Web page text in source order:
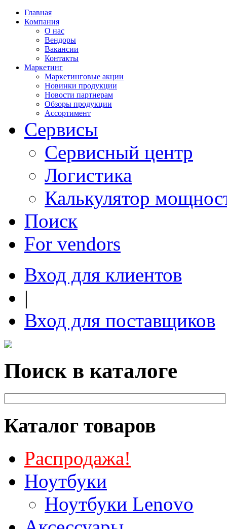
Главная
Компания
О нас
Вендоры
Вакансии
Контакты
Маркетинг
Маркетинговые акции
Новинки продукции
Новости партнерам
Обзоры продукции
Ассортимент
Сервисы
Сервисный центр
Логистика
Калькулятор
Поиск
For vendors
Вход для клиентов
|
Вход для поставщиков
Поиск в каталоге
Каталог товаров
Распродажа!
Ноутбуки
Ноутбуки Lenovo